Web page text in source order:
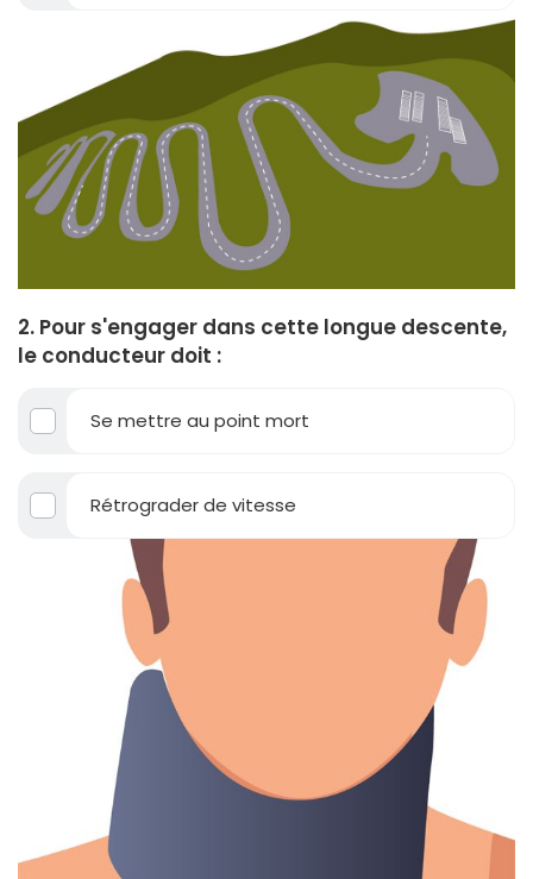
2. Pour s'engager dans cette longue descente,
le conducteur doit :
Se mettre au point mort
Rétrograder de vitesse